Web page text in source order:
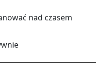
nad cza­sem